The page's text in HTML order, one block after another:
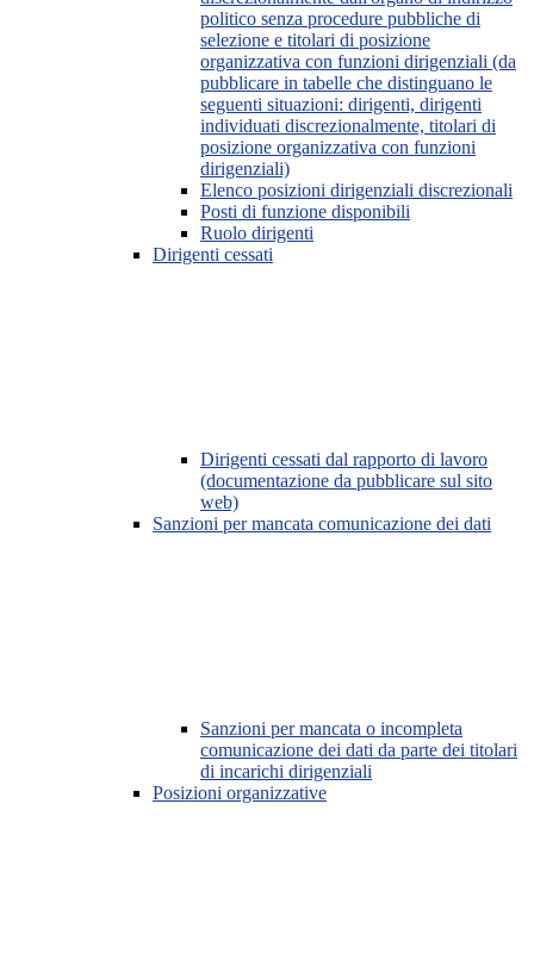
politico senza procedure pubbliche di
selezione e titolari di posizione
organizzativa con funzioni dirigenziali (da
pubblicare in tabelle che distinguano le
seguenti situazioni: dirigenti, dirigenti
individuati discrezionalmente, titolari di
posizione organizzativa con funzioni
dirigenziali)
Elenco posizioni dirigenziali discrezionali
Posti di funzione disponibili
Ruolo dirigenti
Dirigenti cessati
Dirigenti cessati dal rapporto di lavoro
(documentazione da pubblicare sul sito
web)
Sanzioni per mancata comunicazione dei dati
Sanzioni per mancata o incompleta
comunicazione dei dati da parte dei titolari
di incarichi dirigenziali
Posizioni organizzative